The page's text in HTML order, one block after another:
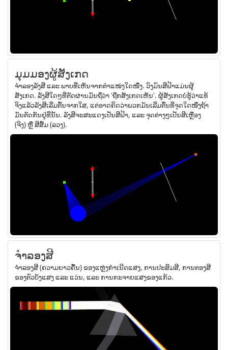
ມຸມມອງຜູ້ສັງເກດ
ຈຳລອງລັງສີ ແລະ ພາບທີ່ເຫັນຈາກຕຳແໜ່ງໃດໜຶ່ງ. ວົງມົນສີຟ້າແມ່ນຜູ້
ສັງເກດ. ລັງສີໃດໆທີ່ຕັດຜ່ານມັນຖືວ່າ 'ຖືກສັງເກດເຫັນ'. ຜູ້ສັງເກດບໍ່ຮູ້ວ່າແທ້
ຈິງແລ້ວລັງສີເລີ່ມຕົ້ນຈາກໃສ, ແຕ່ອາດຄິດວ່າພວກມັນເລີ່ມຕົ້ນທີ່ຈຸດໃດໜຶ່ງຖ້າ
ມັນຕັດກັນຢູ່ທີ່ນັ້ນ. ລັງສີຈະສະແດງເປັນສີຟ້າ, ແລະ ຈຸດຕ່າງໆເປັນສີເຫຼືອງ
(ຈິງ) ຫຼື ສີສົ້ມ (ລວງ).
ຈຳລອງສີ
ຈຳລອງສີ (ຄວາມຍາວຄື້ນ) ຂອງແຫຼ່ງກຳເນີດແສງ, ການປະສົມສີ, ການຕອງສີ
ຂອງຕົວບັງແສງ ແລະ ແວ່ນ, ແລະ ການກະຈາຍແສງຂອງແກ້ວ.